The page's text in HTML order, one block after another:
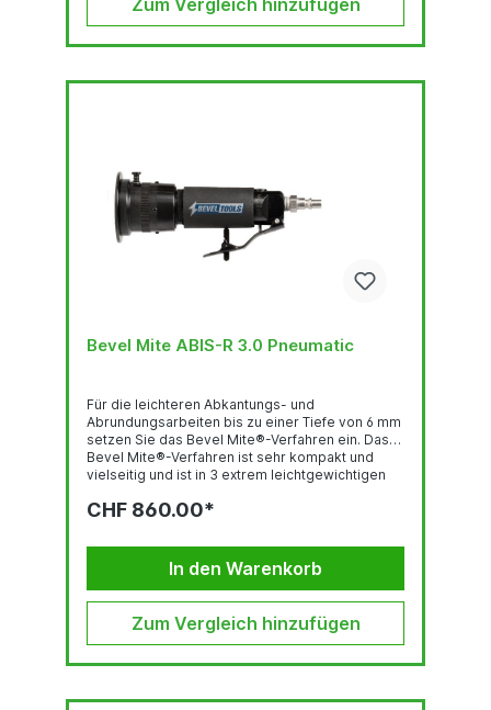
Bevel Mite ABIS-R 3.0 Pneumatic
Für die leichteren Abkantungs- und
Abrundungsarbeiten bis zu einer Tiefe von 6 mm
setzen Sie das Bevel Mite®-Verfahren ein. Das
Bevel Mite®-Verfahren ist sehr kompakt und
vielseitig und ist in 3 extrem leichtgewichtigen
pneumatischen oder Akku Motor Das Bevel
Qualität ist von langer Lebensdauer ist praktisch
verlangt lediglich minimale körperliche...
CHF 860.00*
In den Warenkorb
Zum Vergleich hinzufügen